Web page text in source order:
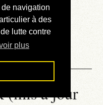
navigation
à des
lutte contre
plus
(mis à jour